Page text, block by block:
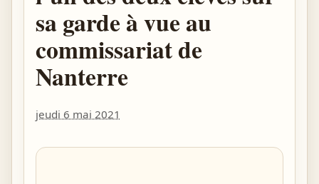
sa garde à vue au
commissariat de
Nanterre
jeudi 6 mai 2021